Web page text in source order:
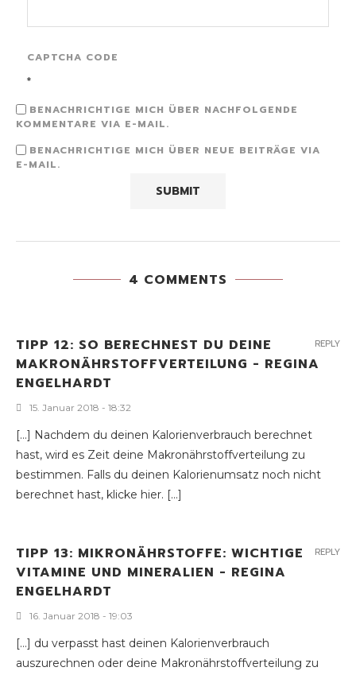
CAPTCHA CODE
*
BENACHRICHTIGE MICH ÜBER NACHFOLGENDE
KOMMENTARE VIA E-MAIL.
BENACHRICHTIGE MICH ÜBER NEUE BEITRÄGE VIA
E-MAIL.
4 COMMENTS
TIPP 12: SO BERECHNEST DU DEINE
MAKRONÄHRSTOFFVERTEILUNG - REGINA
ENGELHARDT
15. Januar 2018 - 18:32
[…] Nachdem du deinen Kalorienverbrauch berechnet
hast, wird es Zeit deine Makronährstoffverteilung zu
bestimmen. Falls du deinen Kalorienumsatz noch nicht
berechnet hast, klicke hier. […]
REPLY
TIPP 13: MIKRONÄHRSTOFFE: WICHTIGE
VITAMINE UND MINERALIEN - REGINA
ENGELHARDT
16. Januar 2018 - 19:03
[…] du verpasst hast deinen Kalorienverbrauch
auszurechnen oder deine Makronährstoffverteilung zu
REPLY